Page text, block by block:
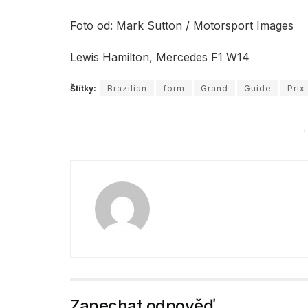
Foto od: Mark Sutton / Motorsport Images
Lewis Hamilton, Mercedes F1 W14
Štítky: Brazilian form Grand Guide Prix